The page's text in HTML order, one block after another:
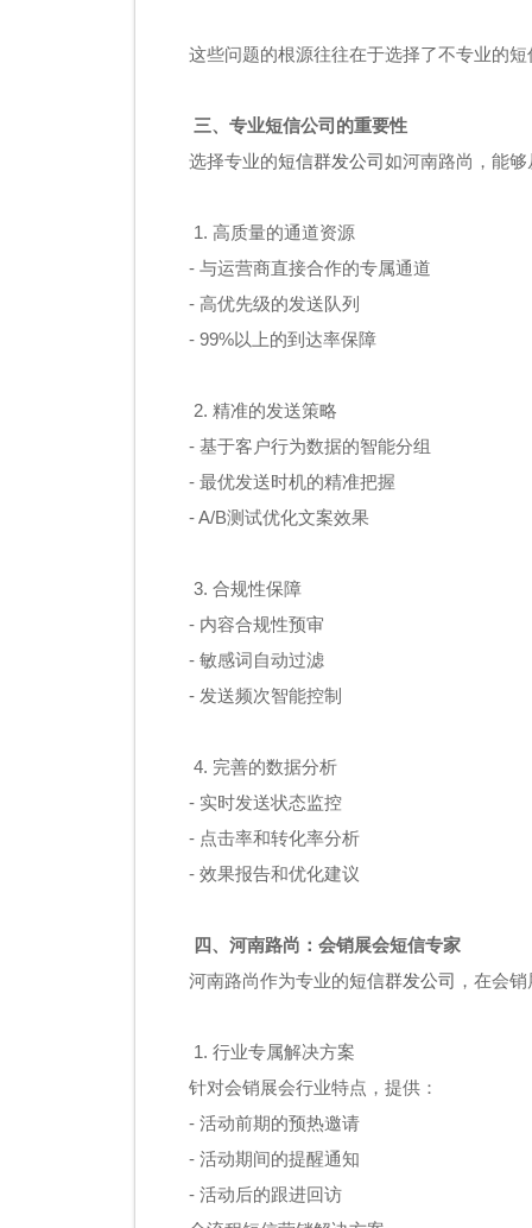
这些问题的根源往往在于选择了不专业的
三、专业短信公司的重要性
选择专业的短信群发公司如河南路尚，能
1. 高质量的通道资源
- 与运营商直接合作的专属通道
- 高优先级的发送队列
- 99%以上的到达率保障
2. 精准的发送策略
- 基于客户行为数据的智能分组
- 最优发送时机的精准把握
- A/B测试优化文案效果
3. 合规性保障
- 内容合规性预审
- 敏感词自动过滤
- 发送频次智能控制
4. 完善的数据分析
- 实时发送状态监控
- 点击率和转化率分析
- 效果报告和优化建议
四、河南路尚：会销展会短信专家
河南路尚作为专业的短信群发公司 ，在会
1. 行业专属解决方案
针对会销展会行业特点，提供：
- 活动前期的预热邀请
- 活动期间的提醒通知
- 活动后的跟进回访